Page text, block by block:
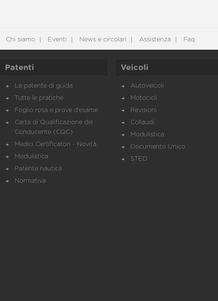
Chi siamo Eventi News e circolari Assistenza Faq
Patenti
La patente di guida
Tutte le pratiche
Foglio rosa e prove d’esame
Carta di Qualificazione del
Conducente (CQC)
Medici Certificatori - Novità
Modulistica
Patente nautica
Normativa
Veicoli
Autoveicoli
Motocicli
Revisioni
Collaudi
Modulistica
Documento Unico
STED